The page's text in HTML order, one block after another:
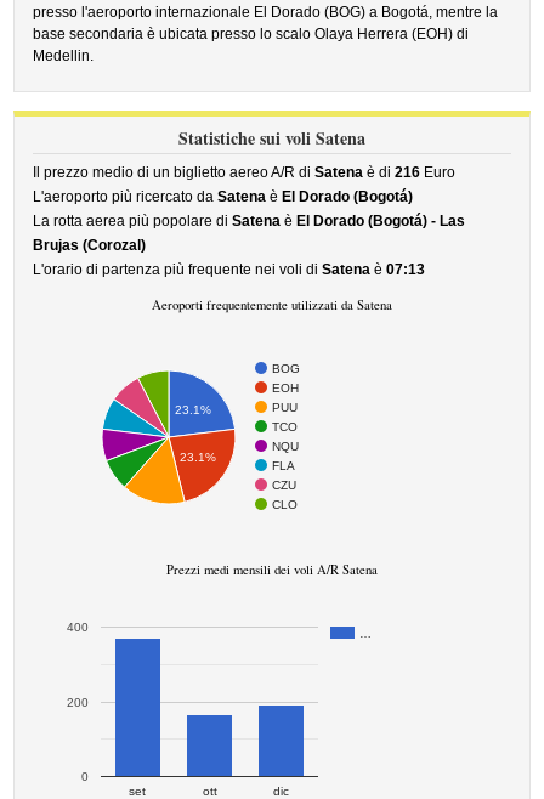
presso l'aeroporto internazionale El Dorado (BOG) a Bogotá, mentre la
base secondaria è ubicata presso lo scalo Olaya Herrera (EOH) di
Medellin.
Statistiche sui voli Satena
Il prezzo medio di un biglietto aereo A/R diSatena è di216 Euro
L'aeroporto più ricercato daSatena è El Dorado (Bogotá)
La rotta aerea più popolare diSatena è El Dorado (Bogotá) - Las
Brujas (Corozal)
L'orario di partenza più frequente nei voli diSatena è07:13
Aeroporti frequentemente utilizzati da Satena
BOG
EOH
PUU
TCO
NQU
FLA
CZU
CLO
23.1%
23.1%
Prezzi medi mensili dei voli A/R Satena
set ott dic
0
200
400